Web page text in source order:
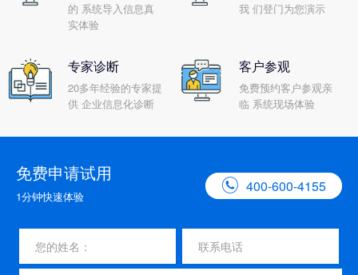
的 系统导入信息真
实体验
我 们登门为您演示
专家诊断
20多年经验的专家提
供 企业信息化诊断
客户参观
免费预约客户参观亲
临 系统现场体验
免费申请试用
1分钟快速体验
 400-600-4155